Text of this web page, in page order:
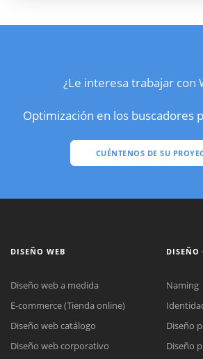
¿Le interesa trabajar con
Optimización en los buscadores
CUÉNTENOS DE SU
DISEÑO WEB
Diseño web a medida
E-commerce (Tienda online)
Diseño web catálogo
Diseño web corporativo
DISEÑO
Naming
Diseño
Diseño